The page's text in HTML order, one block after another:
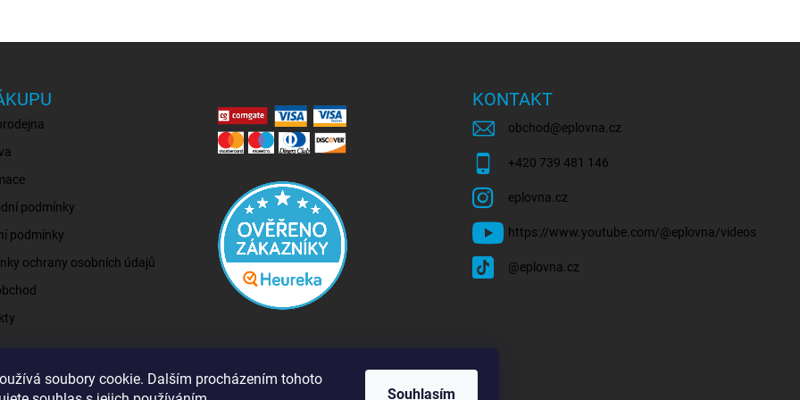
soubory cookie. Dalším procházením tohoto
Souhlasím
podmínky
podmínky
ochrany osobních údajů
KONTAKT
obchod @eplovna.cz
+420 739 481 146
eplovna.cz
https://www.youtube.com/@eplovna/videos
@eplovna.cz